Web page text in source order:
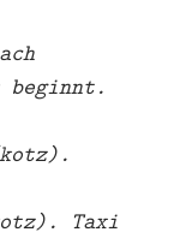
beginnt.
Taxi